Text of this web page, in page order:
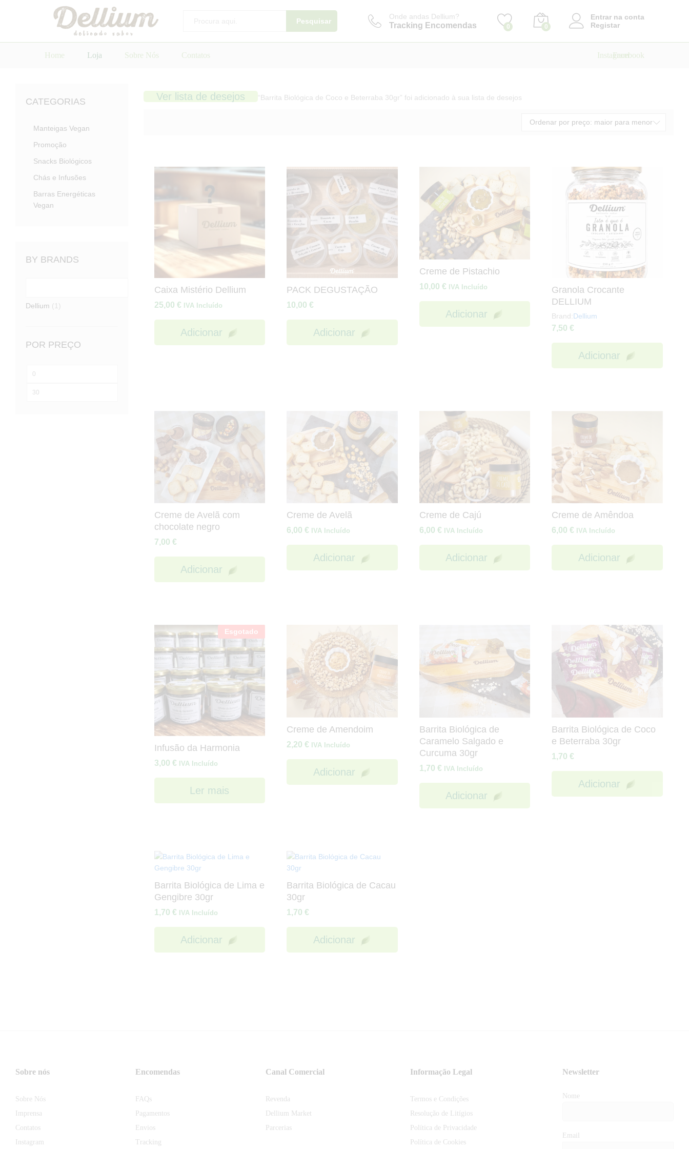
Pesquisar
Onde andas Dellium?
Tracking Encomendas 0 0
Entrar na conta
Registar
Home Loja Sobre Nós Contatos InstagramFacebook
Ver lista de desejos “Barrita Biológica de Coco e Beterraba 30gr” foi adicionado à sua lista de desejos
Ordenar por preço: maior para menor
Caixa Mistério Dellium
25,00 € IVA Incluído
Adicionar
PACK DEGUSTAÇÃO
10,00€
Adicionar
Creme de Pistachio
10,00 € IVA Incluído
Adicionar
Granola Crocante
DELLIUM
Brand: Dellium
7,50€
Adicionar
Creme de Avelã com
chocolate negro
7,00 €
Adicionar
Creme de Avelã
6,00€ IVA Incluído
Adicionar
Creme de Cajú
6,00 € IVA Incluído
Adicionar
Creme de Amêndoa
6,00€ IVA Incluído
Adicionar
Esgotado
Infusão da Harmonia
3,00 € IVA Incluído
Ler mais
Creme de Amendoim
2,20€ IVA Incluído
Adicionar
Barrita Biológica de
Caramelo Salgado e
Curcuma 30gr
1,70 € IVA Incluído
Adicionar
Barrita Biológica de Coco
e Beterraba 30gr
1,70€
Adicionar
Barrita Biológica de Lima e
Gengibre 30gr
1,70 € IVA Incluído
Adicionar
Barrita Biológica de Cacau
30gr
1,70€
Adicionar
CATEGORIAS
Manteigas Vegan
Promoção
Snacks Biológicos
Chás e Infusões
Barras Energéticas
Vegan
BY BRANDS
Dellium (1)
POR PREÇO
Preço
Preço
Sobre nós
Sobre Nós
Imprensa
Contatos
Instagram
Encomendas
FAQs
Pagamentos
Envios
Tracking
Canal Comercial
Revenda
Dellium Market
Parcerias
Informação Legal
Termos e Condições
Resolução de Litígios
Política de Privacidade
Política de Cookies
Newsletter
Nome
Email